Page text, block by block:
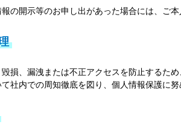
の開示等のお申し出があった場合には、ご
損、漏洩または不正アクセスを防止するた
社内での周知徹底を図り、個人情報保護に努